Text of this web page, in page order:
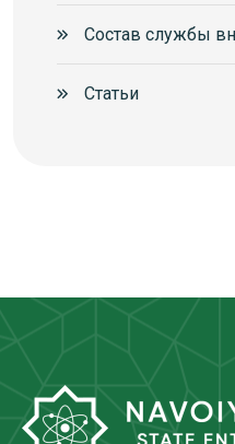
Состав службы
Статьи